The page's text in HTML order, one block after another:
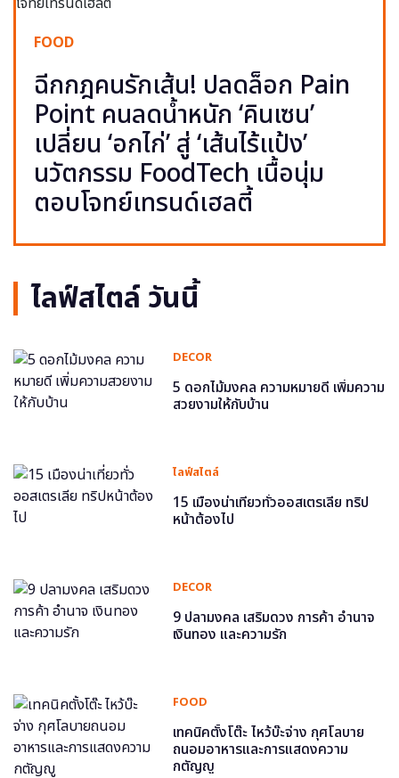
FOOD
ฉีกกฎคนรักเส้น! ปลดล็อก Pain
Point คนลดน้ำหนัก ‘คินเซน’
เปลี่ยน ‘อกไก่’ สู่ ‘เส้นไร้แป้ง’
นวัตกรรม FoodTech เนื้อนุ่ม
ตอบโจทย์เทรนด์เฮลตี้
ไลฟ์สไตล์ วันนี้
DECOR
5 ดอกไม้มงคล ความหมายดี เพิ่มความ
สวยงามให้กับบ้าน
ไลฟ์สไตล์
15 เมืองน่าเที่ยวทั่วออสเตรเลีย ทริป
หน้าต้องไป
DECOR
9 ปลามงคล เสริมดวง การค้า อำนาจ
เงินทอง และความรัก
FOOD
เทคนิคตั้งโต๊ะ ไหว้บ๊ะจ่าง กุศโลบาย
ถนอมอาหารและการแสดงความ
กตัญญู